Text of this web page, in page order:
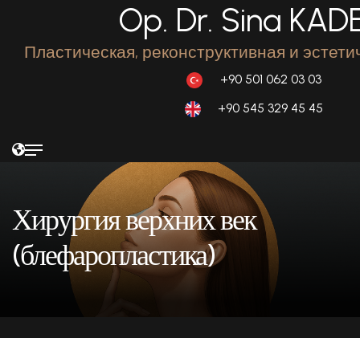
Op. Dr. Sina
Пластическая, реконструктивная и
+90 501 062 03 03
+90 545 329 45 45
Хирургия верхних век
(блефаропластика)